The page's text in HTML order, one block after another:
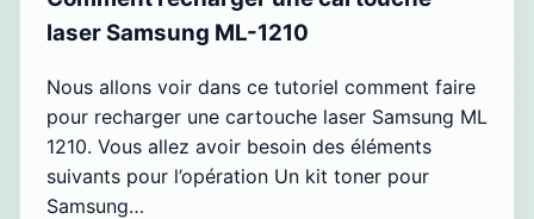
laser Samsung ML-1210
Nous allons voir dans ce tutoriel comment faire
pour recharger une cartouche laser Samsung ML
1210. Vous allez avoir besoin des éléments
suivants pour l’opération Un kit toner pour
Samsung…